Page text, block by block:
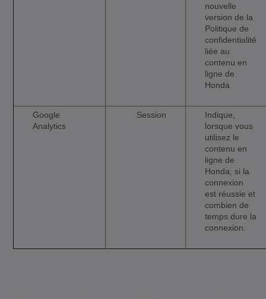
nouvelle
version de la
Politique de
confidentialité
liée au
contenu en
ligne de
Honda
Google
Analytics
Session
Indique,
lorsque vous
utilisez le
contenu en
ligne de
Honda, si la
connexion
est réussie et
combien de
temps dure la
connexion.